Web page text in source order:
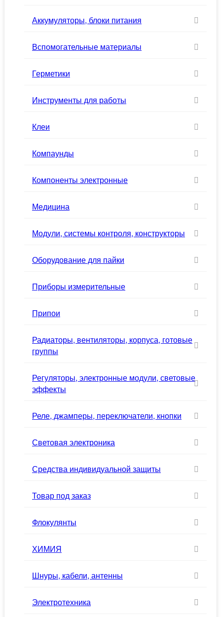
Аккумуляторы, блоки питания
Вспомогательные материалы
Герметики
Инструменты для работы
Клеи
Компаунды
Компоненты электронные
Медицина
Модули, системы контроля, конструкторы
Оборудование для пайки
Приборы измерительные
Припои
Радиаторы, вентиляторы, корпуса, готовые
группы
Регуляторы, электронные модули, световые
эффекты
Реле, джамперы, переключатели, кнопки
Световая электроника
Средства индивидуальной защиты
Товар под заказ
Флокулянты
ХИМИЯ
Шнуры, кабели, антенны
Электротехника